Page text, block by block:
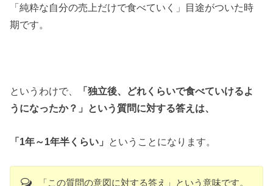
「純粋な自分の売上だけで食べていく」目途がついた時
期です。
というわけで、
「独立後、どれくらいで食べていけるよ
うになったか？」という質問に対する答えは、
「1年～1年半くらい」 ということになります。
「この質問の意図に対する答え」という意味です。